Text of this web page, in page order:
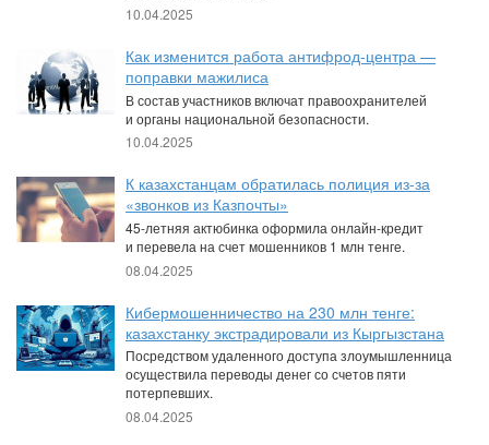
10.04.2025
Как изменится работа антифрод-центра —
поправки мажилиса
В состав участников включат правоохранителей
и органы национальной безопасности.
10.04.2025
К казахстанцам обратилась полиция из-за
«звонков из Казпочты»
45-летняя актюбинка оформила онлайн-кредит
и перевела на счет мошенников 1 млн тенге.
08.04.2025
Кибермошенничество на 230 млн тенге:
казахстанку экстрадировали из Кыргызстана
Посредством удаленного доступа злоумышленница
осуществила переводы денег со счетов пяти
потерпевших.
08.04.2025